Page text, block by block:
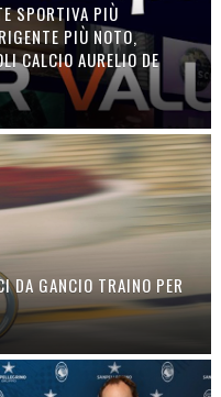
SPORTIVA PIÙ
PIÙ NOTO,
CALCIO AURELIO DE
DA GANCIO TRAINO PER